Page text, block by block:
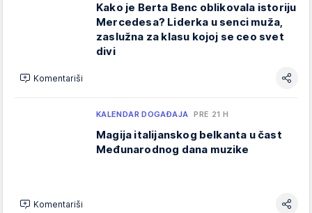
Kako je Berta Benc oblikovala istoriju
Mercedesa? Liderka u senci muža,
zaslužna za klasu kojoj se ceo svet
divi
Komentariši
KALENDAR DOGAĐAJA PRE 21 H
Magija italijanskog belkanta u čast
Međunarodnog dana muzike
Komentariši